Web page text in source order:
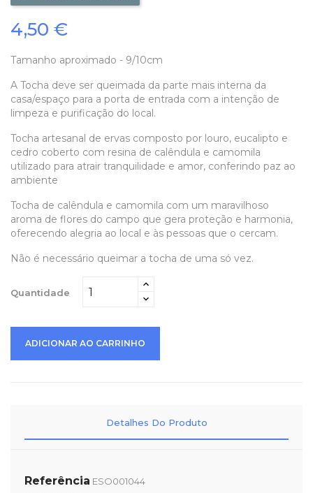
4,50 €
Tamanho aproximado - 9/10cm
A Tocha deve ser queimada da parte mais interna da
casa/espaço para a porta de entrada com a intenção de
limpeza e purificação do local.
Tocha artesanal de ervas composto por louro, eucalipto e
cedro coberto com resina de calêndula e camomila
utilizado para atrair tranquilidade e amor, conferindo paz ao
ambiente
Tocha de calêndula e camomila com um maravilhoso
aroma de flores do campo que gera proteção e harmonia,
oferecendo alegria ao local e às pessoas que o cercam.
Não é necessário queimar a tocha de uma só vez.
Quantidade
ADICIONAR AO CARRINHO
Detalhes Do Produto
Referência ESO001044